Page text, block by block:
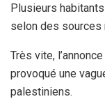
Plusieurs
selon des sources
Très vite,
provoqué une
palestiniens.